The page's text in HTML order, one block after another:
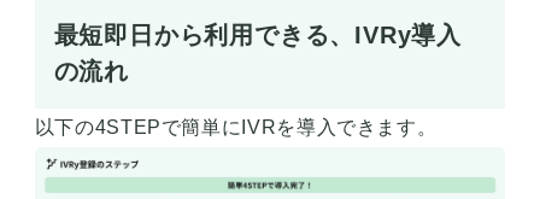
最短即日から利用できる、IVRy導入
の流れ
以下の4STEPで簡単にIVRを導入できます。